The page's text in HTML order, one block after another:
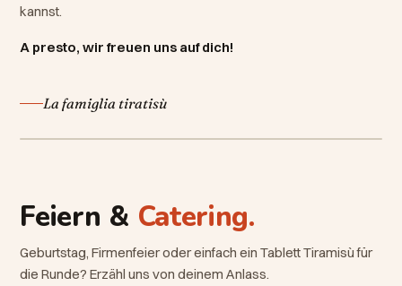
kannst.
A presto, wir freuen uns auf dich!
La famiglia tiratisù
Feiern & Catering.
Geburtstag, Firmenfeier oder einfach ein Tablett Tiramisù für
die Runde? Erzähl uns von deinem Anlass.